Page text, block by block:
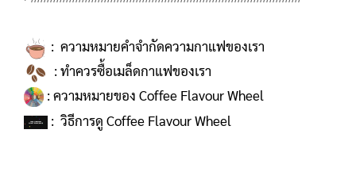
: ความหมายคำจำกัดความกาแฟของเรา
:ทำควรซื้อเมล็ดกาแฟของเรา
:ความหมายของ Coffee Flavour Wheel
: วิธีการดู Coffee Flavour Wheel